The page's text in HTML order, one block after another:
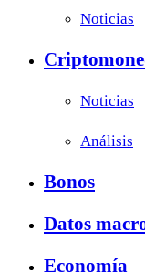
Noticias
Noticias
Análisis
Bonos
Datos
Economía